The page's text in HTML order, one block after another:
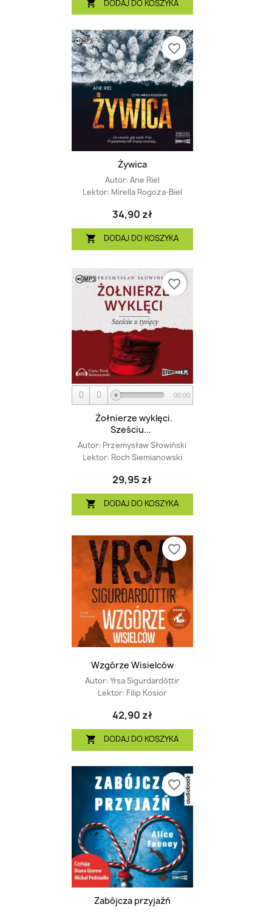
 DODAJ DO KOSZYKA
Żywica
Autor: Ane Riel
Lektor: Mirella Rogoza-Biel
34,90 zł
 DODAJ DO KOSZYKA
favorite_border
00:00
Żołnierze wyklęci.
Sześciu...
Autor: Przemysław Słowiński
Lektor: Roch Siemianowski
29,95 zł
 DODAJ DO KOSZYKA
favorite_border
Wzgórze Wisielców
Autor: Yrsa Sigurdardóttir
Lektor: Filip Kosior
42,90 zł
 DODAJ DO KOSZYKA
favorite_border
Zabójcza przyjaźń
favorite_border